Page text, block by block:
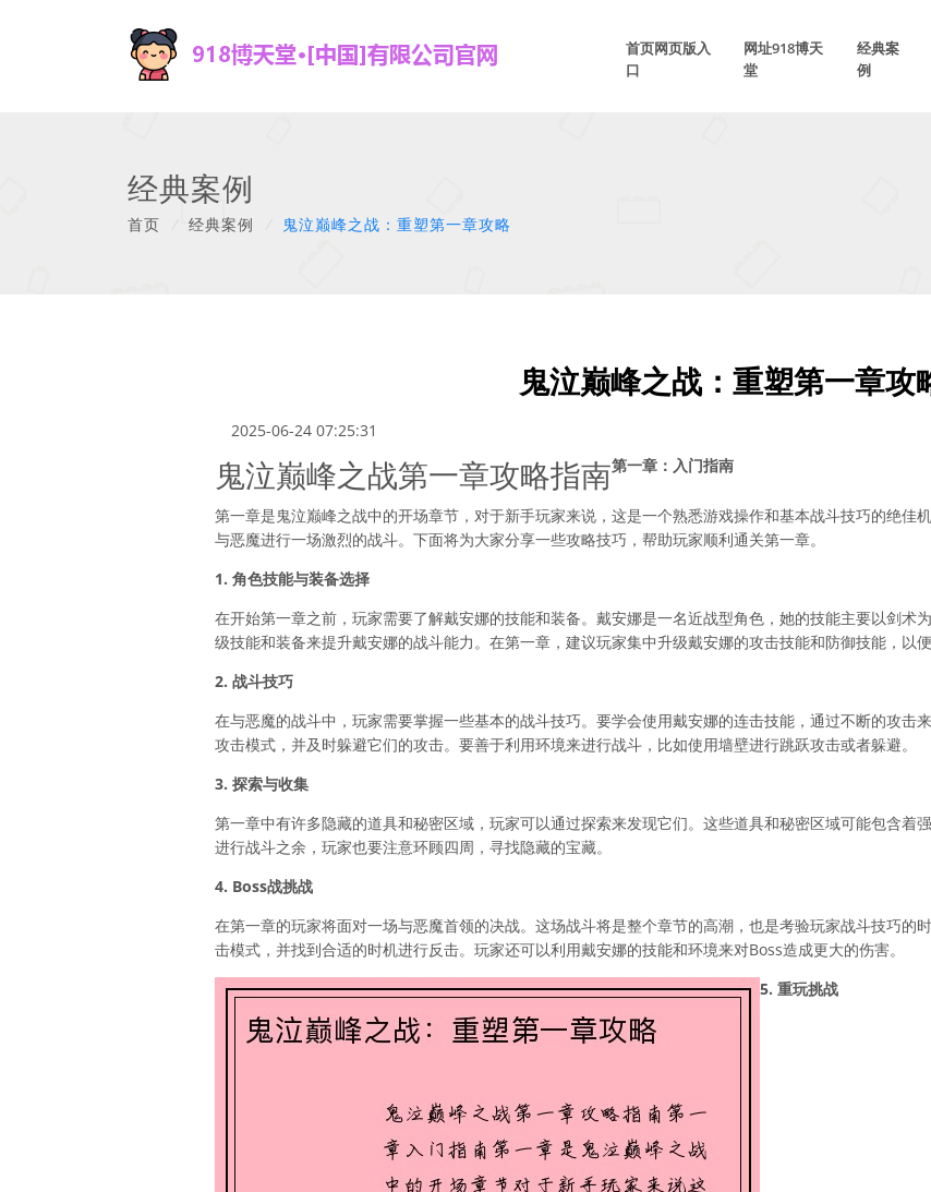
首页网页版入
口
网址918博天
堂
经典案
例
经典案例
首页 经典案例 鬼泣巅峰之战：重塑第一章攻略
鬼泣巅峰之战：重塑第一章攻
2025-06-24 07:25:31
鬼泣巅峰之战第一章攻略指南第一章：入门指南
第一章是鬼泣巅峰之战中的开场章节，对于新手玩家来说，这是一个熟悉游戏操作和基本战斗技巧的绝佳
与恶魔进行一场激烈的战斗。下面将为大家分享一些攻略技巧，帮助玩家顺利通关第一章。
1. 角色技能与装备选择
在开始第一章之前，玩家需要了解戴安娜的技能和装备。戴安娜是一名近战型角色，她的技能主要以剑术
级技能和装备来提升戴安娜的战斗能力。在第一章，建议玩家集中升级戴安娜的攻击技能和防御技能，以便
2. 战斗技巧
在与恶魔的战斗中，玩家需要掌握一些基本的战斗技巧。要学会使用戴安娜的连击技能，通过不断的攻击
攻击模式，并及时躲避它们的攻击。要善于利用环境来进行战斗，比如使用墙壁进行跳跃攻击或者躲避。
3. 探索与收集
第一章中有许多隐藏的道具和秘密区域，玩家可以通过探索来发现它们。这些道具和秘密区域可能包含着
进行战斗之余，玩家也要注意环顾四周，寻找隐藏的宝藏。
4. Boss战挑战
在第一章的玩家将面对一场与恶魔首领的决战。这场战斗将是整个章节的高潮，也是考验玩家战斗技巧的
击模式，并找到合适的时机进行反击。玩家还可以利用戴安娜的技能和环境来对Boss造成更大的伤害。
5. 重玩挑战